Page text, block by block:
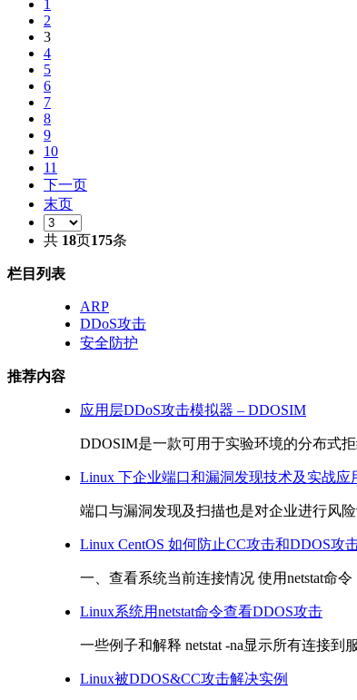
1
2
3
4
5
6
7
8
9
10
11
下一页
末页
共 18页175条
栏目列表
ARP
DDoS攻击
安全防护
推荐内容
应用层DDoS攻击模拟器 – DDOSIM
DDOSIM是一款可用于实验环境的分布式
Linux 下企业端口和漏洞发现技术及实战应
端口与漏洞发现及扫描也是对企业进行风
Linux CentOS 如何防止CC攻击和DDOS攻
一、查看系统当前连接情况 使用netstat命
Linux系统用netstat命令查看DDOS攻击
一些例子和解释 netstat -na显示所有连接到
Linux被DDOS&CC攻击解决实例